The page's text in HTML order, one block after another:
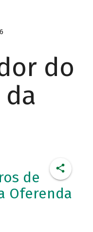
do
de
Oferenda